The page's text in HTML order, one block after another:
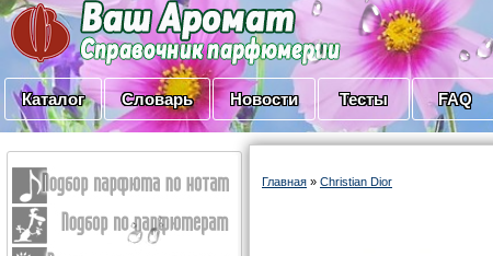
Каталог Словарь Новости Тесты FAQ
Главная » Christian Dior